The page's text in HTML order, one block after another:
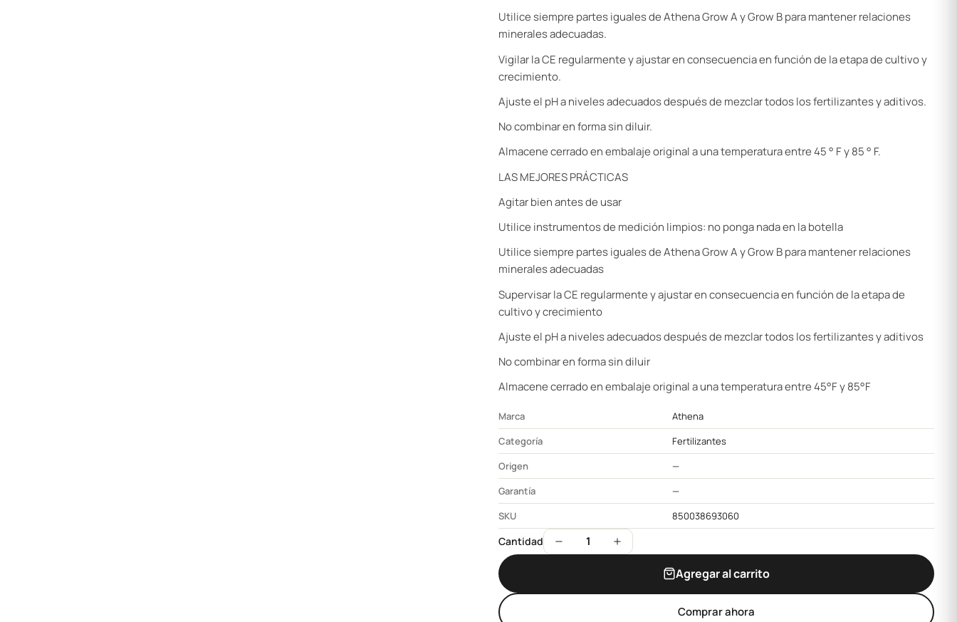
Utilice siempre partes iguales de Athena Grow A y Grow B para mantener relaciones
minerales adecuadas.
Vigilar la CE regularmente y ajustar en consecuencia en función de la etapa de cultivo y
crecimiento.
Ajuste el pH a niveles adecuados después de mezclar todos los fertilizantes y aditivos.
No combinar en forma sin diluir.
Almacene cerrado en embalaje original a una temperatura entre 45 ° F y 85 ° F.
LAS MEJORES PRÁCTICAS
Agitar bien antes de usar
Utilice instrumentos de medición limpios: no ponga nada en la botella
Utilice siempre partes iguales de Athena Grow A y Grow B para mantener relaciones
minerales adecuadas
Supervisar la CE regularmente y ajustar en consecuencia en función de la etapa de
cultivo y crecimiento
Ajuste el pH a niveles adecuados después de mezclar todos los fertilizantes y aditivos
No combinar en forma sin diluir
Almacene cerrado en embalaje original a una temperatura entre 45°F y 85°F
Marca
Athena
Categoría
Fertilizantes
Origen
—
Garantía
—
SKU
850038693060
Cantidad 1
Agregar al carrito
Comprar ahora